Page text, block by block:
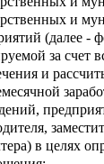
и
(далее -
за счет
и
в целях